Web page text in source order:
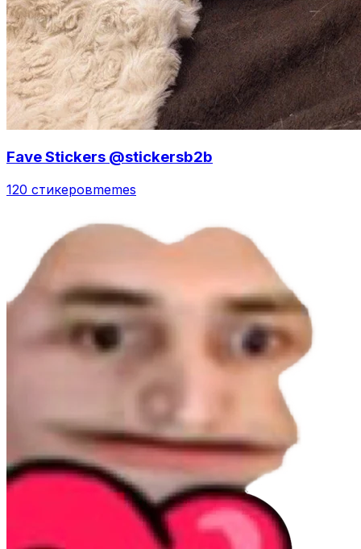
Fave Stickers @stickersb2b
120 стикеровmemes